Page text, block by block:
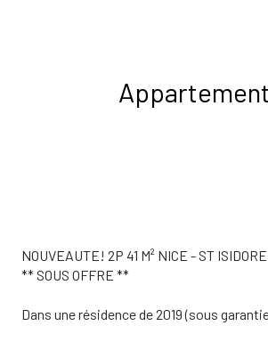
NOUVEAUTE! 2P 41 M² NICE - ST
** SOUS OFFRE **
Dans une résidence de 2019 (sous